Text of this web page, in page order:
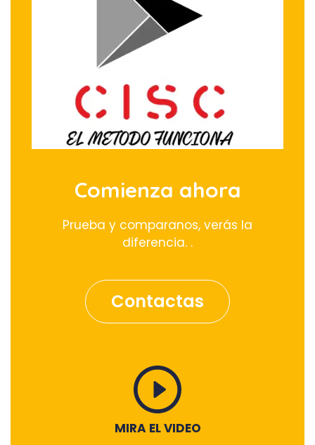
Comienza ahora
Prueba y comparanos, verás la
diferencia. .
Contactas
MIRA EL VIDEO